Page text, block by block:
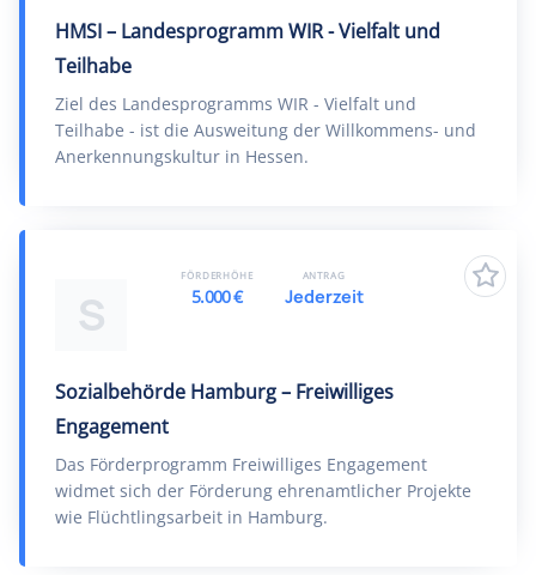
HMSI – Landesprogramm WIR - Vielfalt und
Teilhabe
Ziel des Landesprogramms WIR - Vielfalt und
Teilhabe - ist die Ausweitung der Willkommens- und
Anerkennungskultur in Hessen.
S
Sozialbehörde Hamburg – Freiwilliges
Engagement
Das Förderprogramm Freiwilliges Engagement
widmet sich der Förderung ehrenamtlicher Projekte
wie Flüchtlingsarbeit in Hamburg.
FÖRDERHÖHE
5.000 €
ANTRAG
Jederzeit